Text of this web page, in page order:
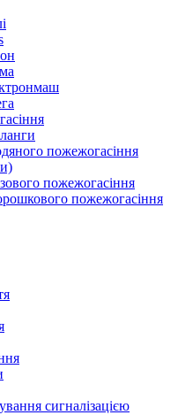
пожежогасіння
пожежогасіння
пожежогасіння
сигналізацією